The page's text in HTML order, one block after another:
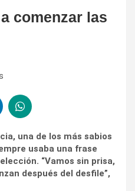
comenzar las
una de los más sabios
usaba una frase
“Vamos sin prisa,
después del desfile”,